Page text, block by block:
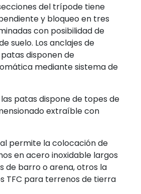
del trípode tiene
y bloqueo en tres
con posibilidad de
suelo. Los anclajes de
disponen de
mediante sistema de
patas dispone de topes de
extraíble con
permite la colocación de
en acero inoxidable largos
de barro o arena, otros la
TFC para terrenos de tierra